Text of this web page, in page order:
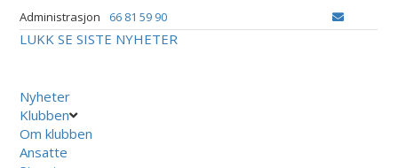
Administrasjon 66 81 59 90
LUKK SE SISTE NYHETER
Nyheter
Klubben
Om klubben
Ansatte